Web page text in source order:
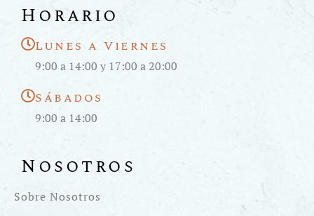
Horario
Lunes a Viernes
9:00 a 14:00 y 17:00 a 20:00
Sábados
9:00 a 14:00
Nosotros
Sobre Nosotros